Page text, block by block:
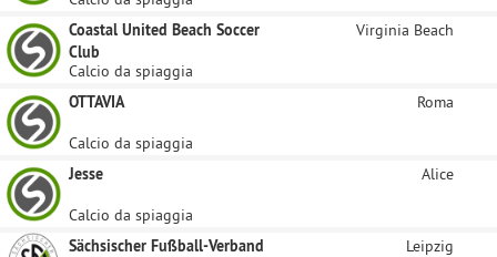
Coastal United Beach Soccer
Club
Virginia Beach
Calcio da spiaggia
OTTAVIA
Roma
Calcio da spiaggia
Jesse
Alice
Calcio da spiaggia
Sächsischer Fußball-Verband
Leipzig